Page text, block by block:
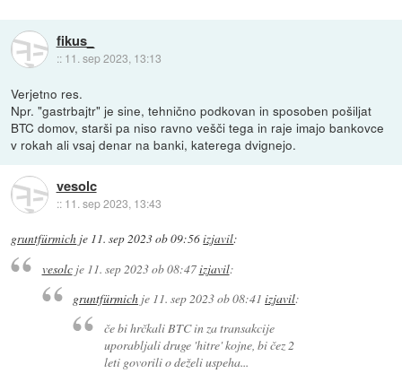
fikus_
:: 11. sep 2023, 13:13
Verjetno res.
Npr. "gastrbajtr" je sine, tehnično podkovan in sposoben pošiljat
BTC domov, starši pa niso ravno vešči tega in raje imajo bankovce
v rokah ali vsaj denar na banki, katerega dvignejo.
vesolc
:: 11. sep 2023, 13:43
gruntfürmich je 11. sep 2023 ob 09:56izjavil:
vesolcje 11. sep 2023 ob 08:47izjavil:
gruntfürmich je 11. sep 2023 ob 08:41 izjavil:
če bi hrčkali BTC in za transakcije
uporabljali druge 'hitre' kojne, bi čez 2
leti govorili o deželi uspeha...